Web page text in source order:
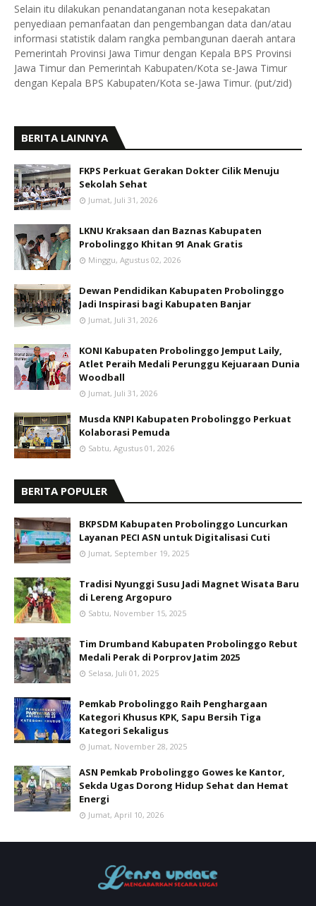
Selain itu dilakukan penandatanganan nota kesepakatan
penyediaan pemanfaatan dan pengembangan data dan/atau
informasi statistik dalam rangka pembangunan daerah antara
Pemerintah Provinsi Jawa Timur dengan Kepala BPS Provinsi
Jawa Timur dan Pemerintah Kabupaten/Kota se-Jawa Timur
dengan Kepala BPS Kabupaten/Kota se-Jawa Timur. (put/zid)
BERITA LAINNYA
FKPS Perkuat Gerakan Dokter Cilik Menuju
Sekolah Sehat
Jumat, Juli 31, 2026
LKNU Kraksaan dan Baznas Kabupaten
Probolinggo Khitan 91 Anak Gratis
Minggu, Agustus 02, 2026
Dewan Pendidikan Kabupaten Probolinggo
Jadi Inspirasi bagi Kabupaten Banjar
Jumat, Juli 31, 2026
KONI Kabupaten Probolinggo Jemput Laily,
Atlet Peraih Medali Perunggu Kejuaraan Dunia
Woodball
Jumat, Juli 31, 2026
Musda KNPI Kabupaten Probolinggo Perkuat
Kolaborasi Pemuda
Sabtu, Agustus 01, 2026
BERITA POPULER
BKPSDM Kabupaten Probolinggo Luncurkan
Layanan PECI ASN untuk Digitalisasi Cuti
Jumat, September 19, 2025
Tradisi Nyunggi Susu Jadi Magnet Wisata Baru
di Lereng Argopuro
Sabtu, November 15, 2025
Tim Drumband Kabupaten Probolinggo Rebut
Medali Perak di Porprov Jatim 2025
Selasa, Juli 01, 2025
Pemkab Probolinggo Raih Penghargaan
Kategori Khusus KPK, Sapu Bersih Tiga
Kategori Sekaligus
Jumat, November 28, 2025
ASN Pemkab Probolinggo Gowes ke Kantor,
Sekda Ugas Dorong Hidup Sehat dan Hemat
Energi
Jumat, April 10, 2026